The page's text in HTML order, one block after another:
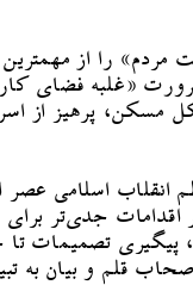
را از
«غلبه فضای
پرهیز از
انقلاب اسلامی عصر
جدی‌تر برای
تصمیمات تا
قلم و بیان به